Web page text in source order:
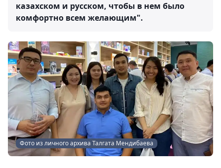
казахском и русском, чтобы в нем было
комфортно всем желающим".
Фото из личного архива Талгата Мендибаева